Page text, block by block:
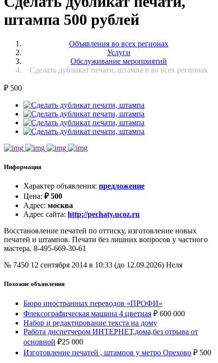
штампа 500 рублей
Объявления во всех регионах
Услуги
Обслуживание мероприятий
Сделать дубликат печати, штампа в во всех регионах
₽ 500
Информация
Характер объявления: предложение
Цена: ₽500
Адрес: москва
Адрес сайта: http://pechaty.ucoz.ru
Восстановление печатей по оттиску, изготовление новых
печатей и штампов. Печати без лишних вопросов у частного
мастера. 8-495-669-30-61
№ 7450 12 сентября 2014 в 10:33 (до 12.09.2026) Неля
Похожие объявления
Бюро иностранных переводов «ПРОФИ»
Флексографическая машина 4 цветная ₽ 600 000
Набор и редактирование текста на дому
Работа диспетчером ИНТЕРНЕТ,дома,без отрыва от
основной ₽25 000
Изготовление печатей , штампов у метро Орехово ₽ 500